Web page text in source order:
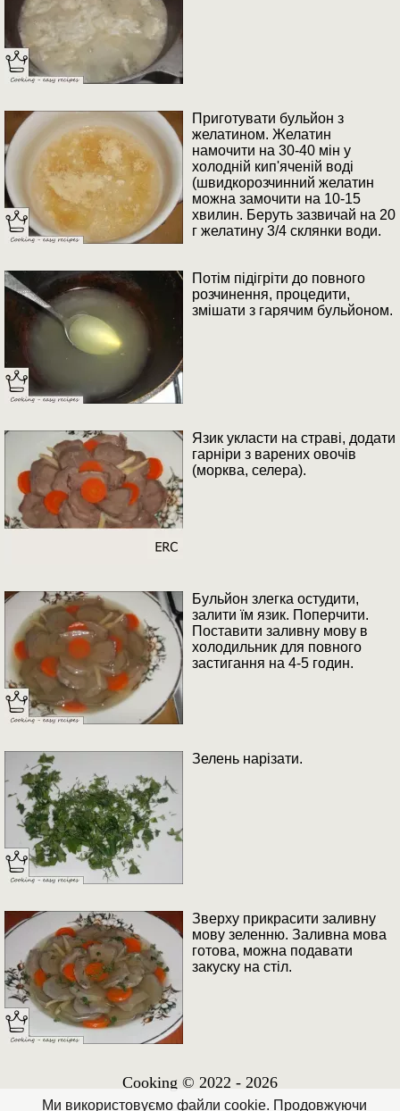
Приготувати бульйон з
желатином. Желатин
намочити на 30-40 мін у
холодній кип'яченій воді
(швидкорозчинний желатин
можна замочити на 10-15
хвилин. Беруть зазвичай на 20
г желатину 3/4 склянки води.
Потім підігріти до повного
розчинення, процедити,
змішати з гарячим бульйоном.
Язик укласти на страві, додати
гарніри з варених овочів
(морква, селера).
Бульйон злегка остудити,
залити їм язик. Поперчити.
Поставити заливну мову в
холодильник для повного
застигання на 4-5 годин.
Зелень нарізати.
Зверху прикрасити заливну
мову зеленню. Заливна мова
готова, можна подавати
закуску на стіл.
Cooking © 2022 - 2026
Ми використовуємо файли cookie. Продовжуючи